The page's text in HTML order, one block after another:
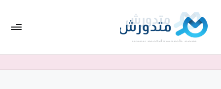
التجاوز
بي
والخصومات